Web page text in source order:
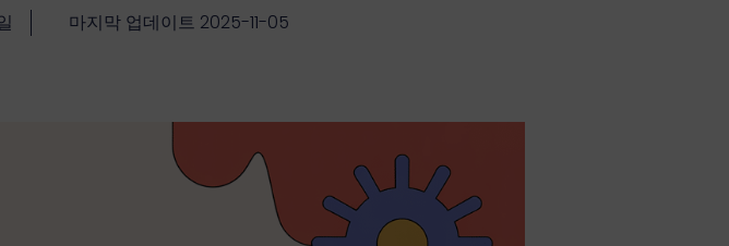
마지막 업데이트 2025-11-05